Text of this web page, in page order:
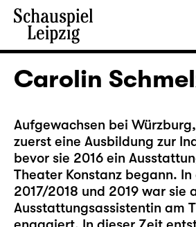
Carolin
Aufgewachsen bei
zuerst eine Ausbildung zur
bevor sie 2016 ein
Theater Konstanz begann.
2017/2018 und 2019 war sie
Ausstattungsassistentin am